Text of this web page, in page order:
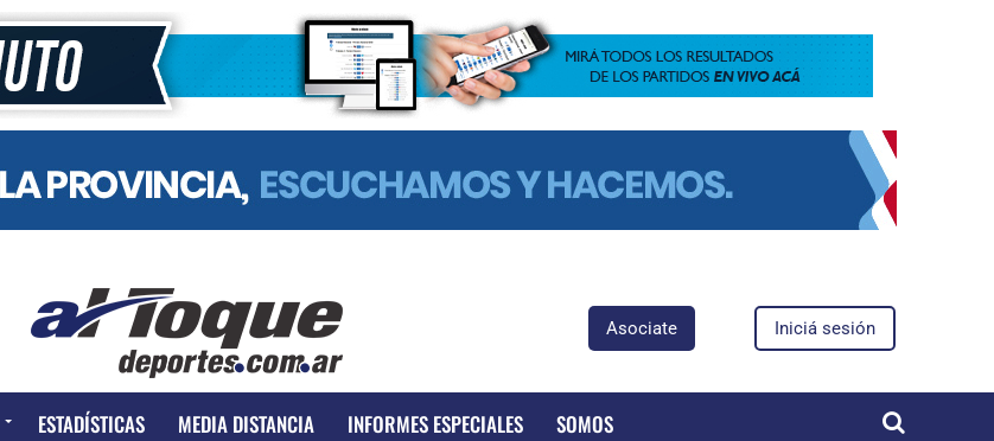
Asociate Iniciá sesión
ESTADÍSTICAS MEDIA DISTANCIA INFORMES ESPECIALES SOMOS